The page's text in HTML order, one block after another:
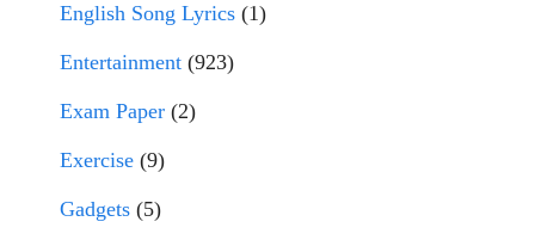
English Song Lyrics (1)
Entertainment (923)
Exam Paper (2)
Exercise (9)
Gadgets (5)